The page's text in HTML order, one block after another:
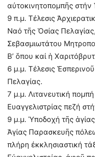
αὐτοκινητοπομπῆς
9 π.μ. Τέλεσις
Ναό τῆς Ὁσίας
Σεβασμιωτάτου
Β’ ὅπου καί ἡ
6 μ.μ. Τέλεσις
Πελαγίας.
7 μ.μ. Λιτανευτική
Ευαγγελιστρίας πεζή
9 μ.μ. Ὑποδοχή τῆς
Ἁγίας Παρασκευῆς
πλήρη ἐκκλησιαστική